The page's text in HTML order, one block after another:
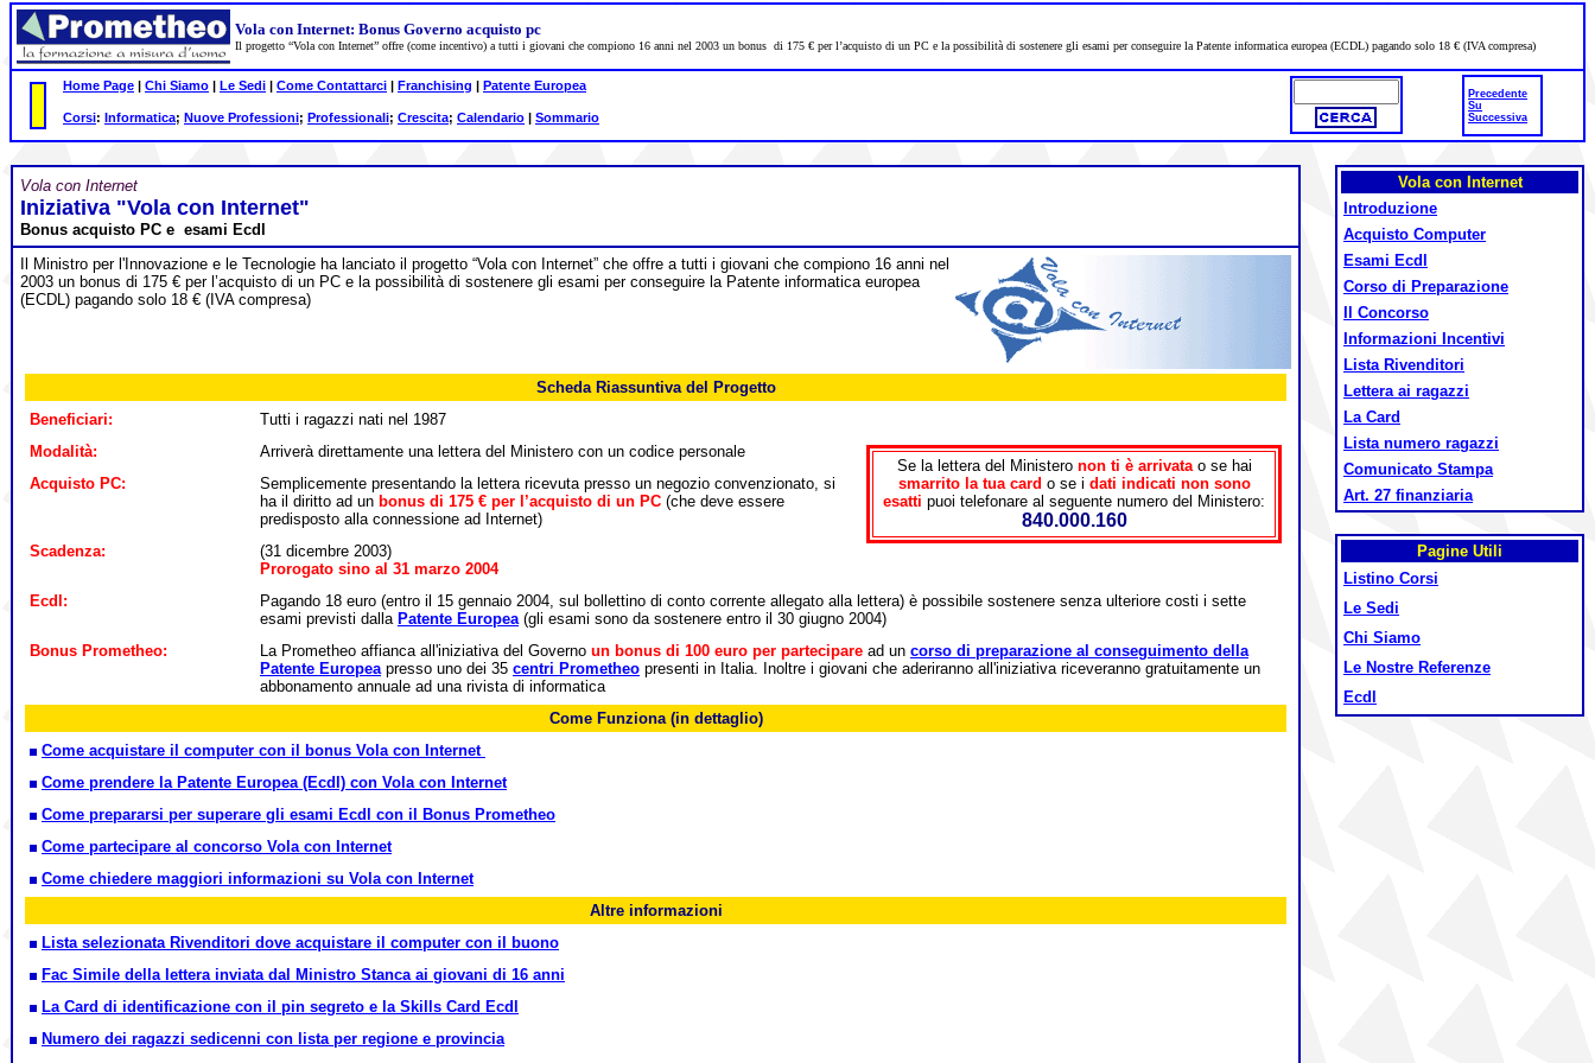
Vola con Internet: Bonus Governo acquisto pc
Il progetto “Vola con Internet” offre (come incentivo) a tutti i giovani che compiono 16 anni nel 2003 un bonus di 175 € per l’acquisto di un PC e la possibilità di sostenere gli esami per conseguire la Patente informatica europea (ECDL) pagando solo 18 € (IVA compresa)
Home Page | Chi Siamo | Le Sedi | Come Contattarci | Franchising | Patente Europea
Precedente
Su
Successiva
Corsi: Informatica; Nuove Professioni; Professionali; Crescita; Calendario | Sommario
Vola con Internet
Iniziativa "Vola con Internet"
Bonus acquisto PC e esami Ecdl
Il Ministro per l'Innovazione e le Tecnologie ha lanciato il progetto “Vola con Internet” che offre a tutti i giovani che compiono 16 anni nel
2003 un bonus di 175 € per l’acquisto di un PC e la possibilità di sostenere gli esami per conseguire la Patente informatica europea
(ECDL) pagando solo 18 € (IVA compresa)
Scheda Riassuntiva del Progetto
Beneficiari:
Tutti i ragazzi nati nel 1987
Se la lettera del Ministero non ti è arrivata o se hai
smarrito la tua card o se i dati indicati non sono
esatti puoi telefonare al seguente numero del Ministero:
840.000.160
Modalità:
Arriverà direttamente una lettera del Ministero con un codice personale
Acquisto PC:
Semplicemente presentando la lettera ricevuta presso un negozio convenzionato, si
ha il diritto ad un bonus di 175 € per l’acquisto di un PC (che deve essere
predisposto alla connessione ad Internet)
Scadenza:
(31 dicembre 2003)
Prorogato sino al 31 marzo 2004
Ecdl:
Pagando 18 euro (entro il 15 gennaio 2004, sul bollettino di conto corrente allegato alla lettera) è possibile sostenere senza ulteriore costi i sette
esami previsti dalla Patente Europea(gli esami sono da sostenere entro il 30 giugno 2004)
Bonus Prometheo:
La Prometheo affianca all'iniziativa del Governo un bonus di 100 euro per partecipare ad un corso di preparazione al conseguimento della
Patente Europeapresso uno dei 35 centri Prometheo presenti in Italia. Inoltre i giovani che aderiranno all'iniziativa riceveranno gratuitamente un
abbonamento annuale ad una rivista di informatica
Come Funziona (in dettaglio)
Come acquistare il computer con il bonus Vola con Internet
Come prendere la Patente Europea (Ecdl) con Vola con Internet
Come prepararsi per superare gli esami Ecdl con il Bonus Prometheo
Come partecipare al concorso Vola con Internet
Come chiedere maggiori informazioni su Vola con Internet
Altre informazioni
Lista selezionata Rivenditori dove acquistare il computer con il buono
Fac Simile della lettera inviata dal Ministro Stanca ai giovani di 16 anni
La Card di identificazione con il pin segreto e la Skills Card Ecdl
Numero dei ragazzi sedicenni con lista per regione e provincia
Vola con Internet
Introduzione
Acquisto Computer
Esami Ecdl
Corso di Preparazione
Il Concorso
Informazioni Incentivi
Lista Rivenditori
Lettera ai ragazzi
La Card
Lista numero ragazzi
Comunicato Stampa
Art. 27 finanziaria
Pagine Utili
Listino Corsi
Le Sedi
Chi Siamo
Le Nostre Referenze
Ecdl